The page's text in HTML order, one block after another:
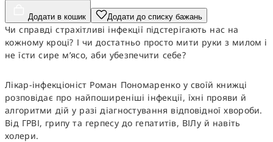
Додати в кошик Додати до списку бажань
Чи справді страхітливі інфекції підстерігають нас на
кожному кроці? І чи достатньо просто мити руки з милом і
не їсти сире м’ясо, аби убезпечити себе?
Лікар-інфекціоніст Роман Пономаренко у своїй книжці
розповідає про найпоширеніші інфекції, їхні прояви й
алгоритми дій у разі діагностування відповідної хвороби.
Від ГРВІ, грипу та герпесу до гепатитів, ВІЛу й навіть
холери.